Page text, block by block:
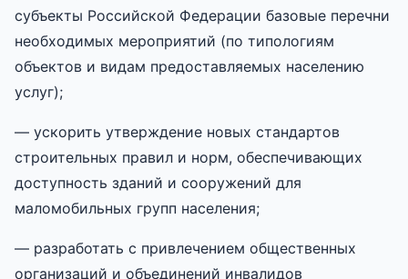
субъекты Российской Федерации базовые перечни
необходимых мероприятий (по типологиям
объектов и видам предоставляемых населению
услуг);
— ускорить утверждение новых стандартов
строительных правил и норм, обеспечивающих
доступность зданий и сооружений для
маломобильных групп населения;
— разработать с привлечением общественных
организаций и объединений инвалидов